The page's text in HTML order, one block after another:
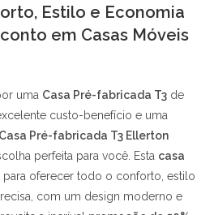
Estilo e Economia
em Casas Móveis
uma Casa Pré-fabricada T3 de
custo-benefício e uma
Casa Pré-fabricada T3 Ellerton
perfeita para você. Esta casa
para oferecer todo o conforto, estilo
com um design moderno e